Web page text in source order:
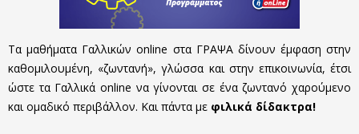
Τα μαθήματα Γαλλικών online στα ΓΡΑΨΑ δίνουν έμφαση στην
καθομιλουμένη, «ζωντανή», γλώσσα και στην επικοινωνία, έτσι
ώστε τα Γαλλικά online να γίνονται σε ένα ζωντανό χαρούμενο
και ομαδικό περιβάλλον. Και πάντα με φιλικά δίδακτρα!